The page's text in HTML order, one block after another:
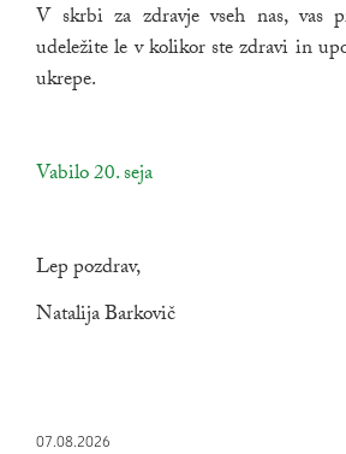
V skrbi za zdravje vseh nas, vas
udeležite le v kolikor ste zdravi in
ukrepe.
povezava na dokument
Vabilo 20. seja
Lep pozdrav,
Natalija Barkovič
07.08.2026